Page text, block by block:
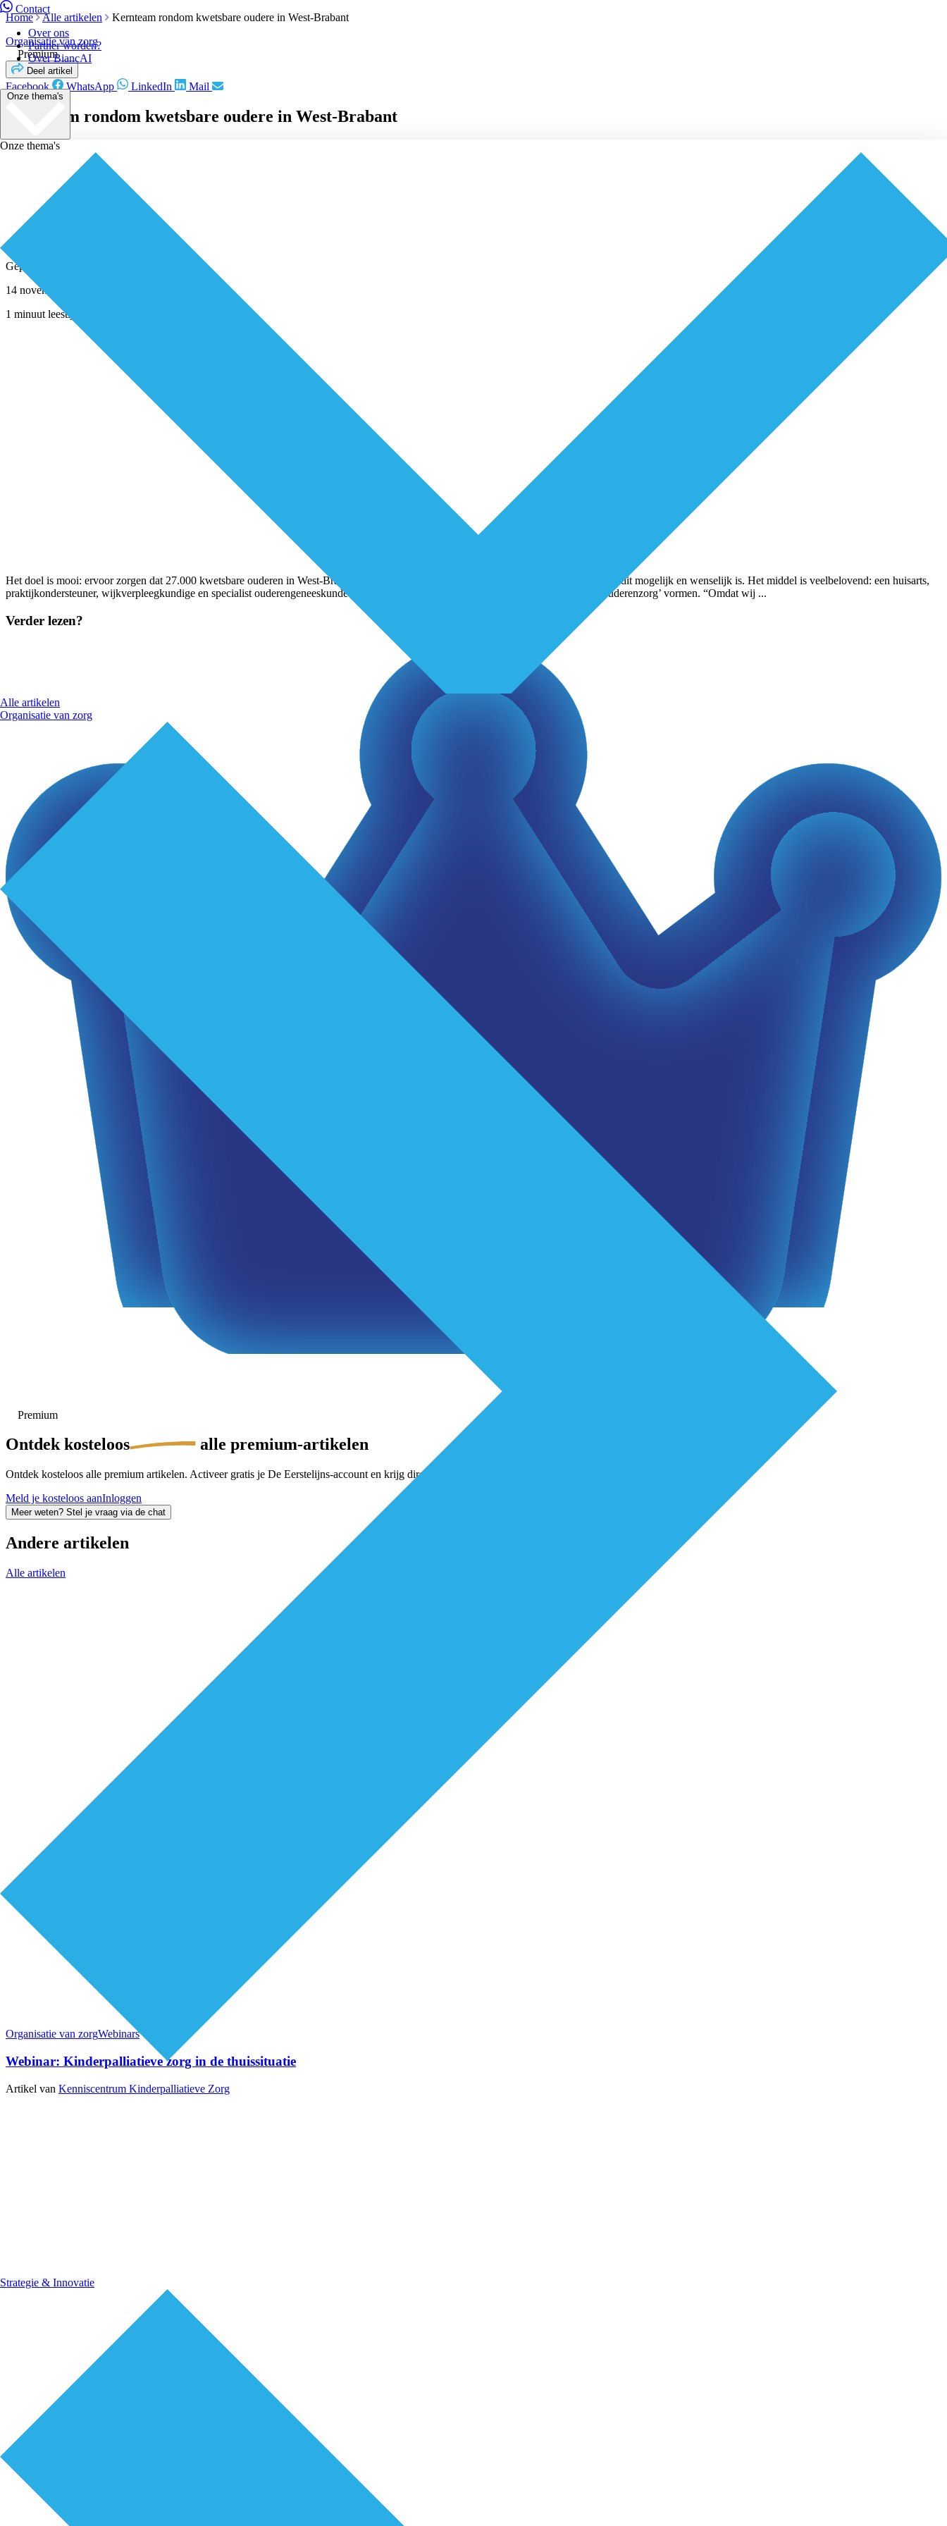
Contact
Over ons
Partner worden?
Over BiancAI
Onze thema's
Onze thema's
Alle artikelen
Organisatie van zorg
Strategie & Innovatie
Home Alle artikelen
Kernteam rondom kwetsbare oudere in West-Brabant
Organisatie van zorg
Premium
Deel artikel
Facebook WhatsApp LinkedIn Mail
Kernteam rondom kwetsbare oudere in West-Brabant
Geplaatst door
14 november 2017
1 minuut leestijd
Het doel is mooi: ervoor zorgen dat 27.000 kwetsbare ouderen in West-Brabant op een prettige manier thuis kunnen blijven wonen zolang dit mogelijk en wenselijk is. Het middel is veelbelovend: een huisarts,
praktijkondersteuner, wijkverpleegkundige en specialist ouderengeneeskunde die zich rondom een senior scharen en zo een ‘kernteam ouderenzorg’ vormen. “Omdat wij ...
Verder lezen?
Premium
Ontdekkosteloos alle premium-artikelen
Ontdek kosteloos alle premium artikelen. Activeer gratis je De Eerstelijns-account en krijg direct toegang.
Meld je kosteloos aanInloggen
Meer weten? Stel je vraag via de chat
Andere artikelen
Alle artikelen
Organisatie van zorgWebinars
Webinar: Kinderpalliatieve zorg in de thuissituatie
Artikel van Kenniscentrum Kinderpalliatieve Zorg